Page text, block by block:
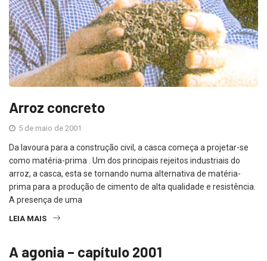
Arroz concreto
5 de maio de 2001
Da lavoura para a construção civil, a casca começa a projetar-se
como matéria-prima . Um dos principais rejeitos industriais do
arroz, a casca, esta se tornando numa alternativa de matéria-
prima para a produção de cimento de alta qualidade e resistência.
A presença de uma
LEIA MAIS
A agonia – capítulo 2001